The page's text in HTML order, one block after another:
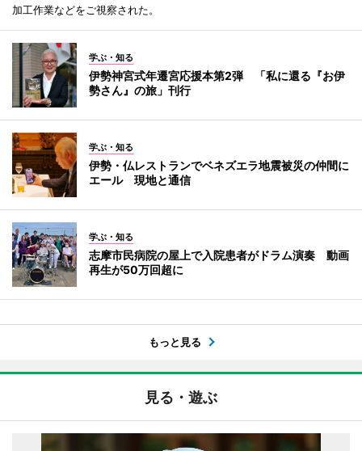
加工作業などをご視察された。
学ぶ・知る
伊勢神宮式年遷宮応援本第2弾 「私に還る『お伊
勢さん』の旅」刊行
学ぶ・知る
伊勢・仏レストランでベネズエラ地震被災の仲間に
エール 現地と通信
学ぶ・知る
志摩市民病院の屋上で入院患者がドラム演奏 動画
再生が50万回超に
もっと見る
見る・遊ぶ